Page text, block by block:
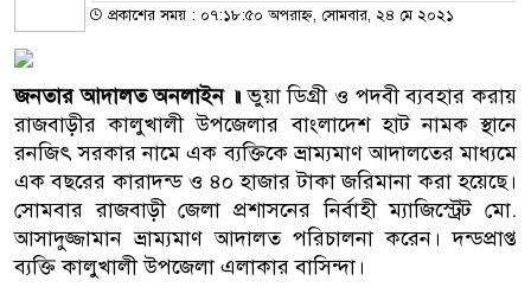
প্রকাশের সময় : ০৭:১৮:৫০ অপরাহ্ন, সোমবার, ২৪ মে ২০২১
জনতার আদালত অনলাইন ॥ ভুয়া ডিগ্রী ও পদবী ব্যবহার করায়
রাজবাড়ীর কালুখালী উপজেলার বাংলাদেশ হাট নামক স্থানে
রনজিৎ সরকার নামে এক ব্যক্তিকে ভ্রাম্যমাণ আদালতের মাধ্যমে
এক বছরের কারাদন্ড ও ৪০ হাজার টাকা জরিমানা করা হয়েছে।
সোমবার রাজবাড়ী জেলা প্রশাসনের নির্বাহী ম্যাজিস্ট্রেট মো.
আসাদুজ্জামান ভ্রাম্যমাণ আদালত পরিচালনা করেন। দন্ডপ্রাপ্ত
ব্যক্তি কালুখালী উপজেলা এলাকার বাসিন্দা।